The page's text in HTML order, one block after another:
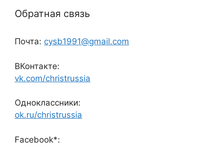
Обратная связь
Почта: cysb1991@gmail.com
ВКонтакте:
vk.com/christrussia
Одноклассники:
ok.ru/christrussia
Facebook*: